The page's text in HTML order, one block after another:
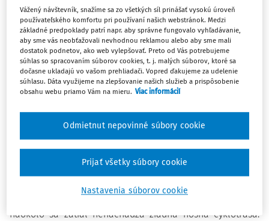
Slovensku dlhodobo populárna. Na tento fakt zareagovala
aj spoločnosť Slovenské elektrárne a každoročný grantový
program tentoraz zacielila na rozvoj cyklistickej dopravy v
regiónoch, kde pôsobia jej pobočky.
Do výzvy sa prihlásilo spolu 48 projektov, z toho bolo 44
oprávnených žiadateľov. Odborná porota z nich vybrala 12
najlepších. Celková prerozdelená suma dosahuje 80-tisíc
Nová cyklotrasa v Štiavnických vrchoch
Novinky čakajú napríklad okolie mesta Tlmače a obce
Rybník. Lokalita ponúka pekné výhľady z vinohradov na
naokolo sa zatiaľ nenachádza žiadna nosná cyklotrasa.
Vážený návštevník, snažíme sa zo všetkých síl prinášať vysokú úroveň
používateľského komfortu pri používaní našich webstránok. Medzi
základné predpoklady patrí napr. aby správne fungovalo vyhľadávanie,
aby sme vás neobťažovali nevhodnou reklamou alebo aby sme mali
dostatok podnetov, ako web vylepšovať. Preto od Vás potrebujeme
súhlas so spracovaním súborov cookies, t. j. malých súborov, ktoré sa
dočasne ukladajú vo vašom prehliadači. Vopred ďakujeme za udelenie
súhlasu. Dáta využijeme na zlepšovanie našich služieb a prispôsobenie
obsahu webu priamo Vám na mieru. Viac informácií
Nastavenia súborov cookie
Odmietnut nepovinné súbory cookie
Prijať všetky súbory cookie